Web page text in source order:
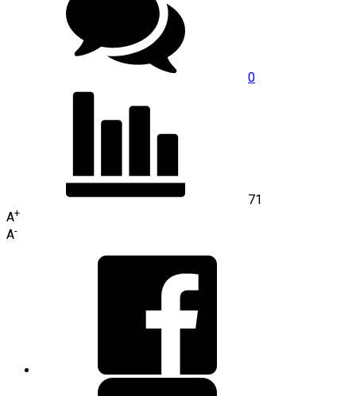
0
71
A+
A-